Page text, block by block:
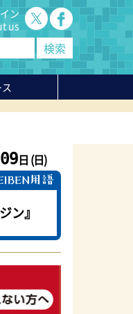
ン
us
09日 (日)
ン』